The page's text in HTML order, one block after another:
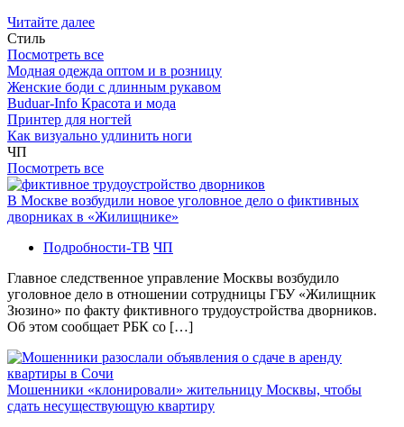
Читайте далее
Стиль
Посмотреть все
Модная одежда оптом и в розницу
Женские боди с длинным рукавом
Buduar-Info Красота и мода
Принтер для ногтей
Как визуально удлинить ноги
ЧП
Посмотреть все
В Москве возбудили новое уголовное дело о фиктивных
дворниках в «Жилищнике»
Подробности-ТВ ЧП
Главное следственное управление Москвы возбудило
уголовное дело в отношении сотрудницы ГБУ «Жилищник
Зюзино» по факту фиктивного трудоустройства дворников.
Об этом сообщает РБК со […]
Мошенники «клонировали» жительницу Москвы, чтобы
сдать несуществующую квартиру